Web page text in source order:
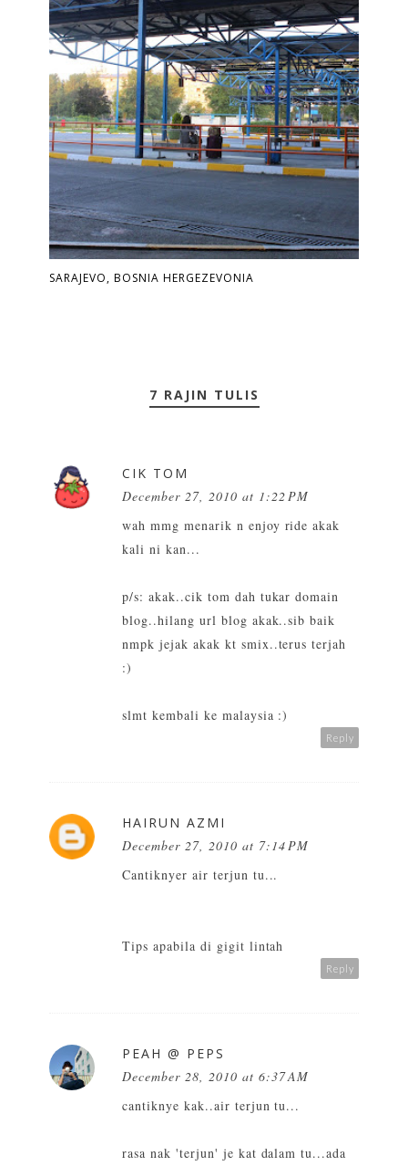
SARAJEVO, BOSNIA HERGEZEVONIA
7 RAJIN TULIS
CIK TOM
December 27, 2010 at 1:22 PM
wah mmg menarik n enjoy ride akak
kali ni kan...
p/s: akak..cik tom dah tukar domain
blog..hilang url blog akak..sib baik
nmpk jejak akak kt smix..terus terjah
:)
slmt kembali ke malaysia :)
Reply
HAIRUN AZMI
December 27, 2010 at 7:14 PM
Cantiknyer air terjun tu...
Tips apabila di gigit lintah
Reply
PEAH @ PEPS
December 28, 2010 at 6:37 AM
cantiknye kak..air terjun tu...
rasa nak 'terjun' je kat dalam tu...ada